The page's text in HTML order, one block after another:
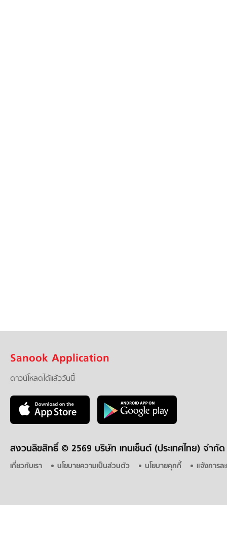
Sanook Application
ดาวน์โหลดได้แล้ววันนี้
สงวนลิขสิทธิ์ © 2569 บริษัท เทนเซ็นต์ (ประเทศไทย) จำกัด
เกี่ยวกับเรา นโยบายความเป็นส่วนตัว นโยบายคุกกี้ แจ้งการล